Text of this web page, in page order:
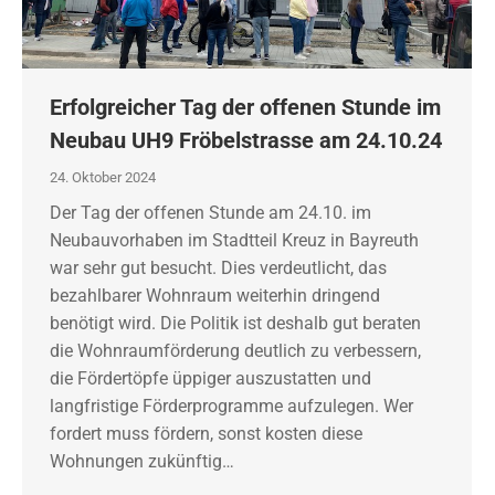
Erfolgreicher Tag der offenen Stunde im
Neubau UH9 Fröbelstrasse am 24.10.24
24. Oktober 2024
Der Tag der offenen Stunde am 24.10. im
Neubauvorhaben im Stadtteil Kreuz in Bayreuth
war sehr gut besucht. Dies verdeutlicht, das
bezahlbarer Wohnraum weiterhin dringend
benötigt wird. Die Politik ist deshalb gut beraten
die Wohnraumförderung deutlich zu verbessern,
die Fördertöpfe üppiger auszustatten und
langfristige Förderprogramme aufzulegen. Wer
fordert muss fördern, sonst kosten diese
Wohnungen zukünftig…